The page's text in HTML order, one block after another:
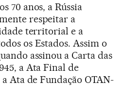
70 anos, a Rússia
respeitar a
territorial e a
os Estados. Assim o
assinou a Carta das
a Ata Final de
a Ata de Fundação OTAN-